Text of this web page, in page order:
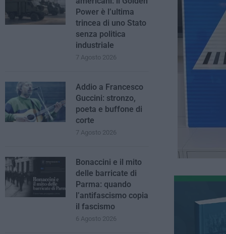
Power è l’ultima
trincea di uno Stato
senza politica
industriale
7 Agosto 2026
Addio a Francesco
Guccini: stronzo,
poeta e buffone di
corte
7 Agosto 2026
Bonaccini e il mito
delle barricate di
Parma: quando
l’antifascismo copia
il fascismo
6 Agosto 2026